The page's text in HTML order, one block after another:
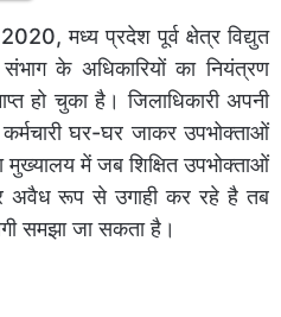
मध्य प्रदेश पूर्व क्षेत्र विद्युत
संभाग के अधिकारियों का नियंत्रण
हो चुका है। जिलाधिकारी अपनी
घर-घर जाकर उपभोक्ताओं
में जब शिक्षित उपभोक्ताओं
अवैध रूप से उगाही कर रहे है तब
समझा जा सकता है।